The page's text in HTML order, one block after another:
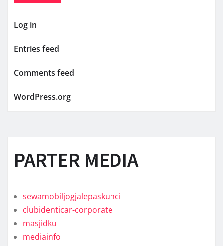
Log in
Entries feed
Comments feed
WordPress.org
PARTER MEDIA
sewamobiljogjalepaskunci
clubidenticar-corporate
masjidku
mediainfo